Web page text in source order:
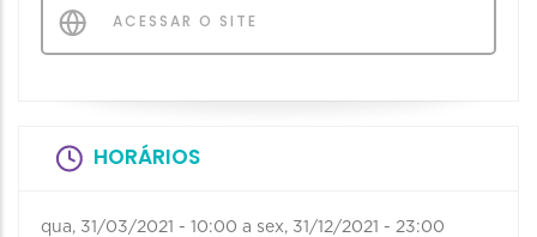
ACESSAR O SITE
HORÁRIOS
qua, 31/03/2021 - 10:00 a sex, 31/12/2021 - 23:00